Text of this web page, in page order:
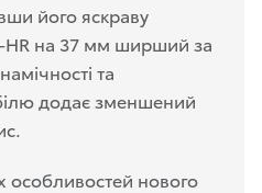
його яскраву
HR на 37 мм ширший за
та
додає зменшений
особливостей нового